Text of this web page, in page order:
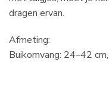
dragen ervan.
Afmeting:
Buikomvang: 24–42